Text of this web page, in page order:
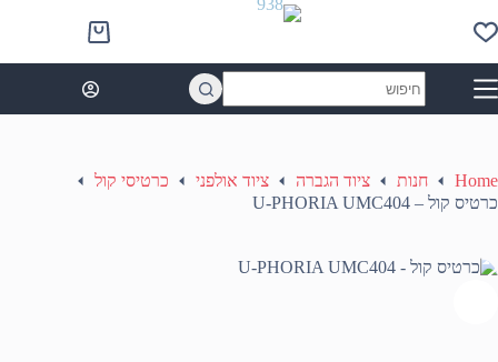
to
content
Shopping
cart
results
Home חנות ציוד הגברה ציוד אולפני
כרטיסי קול
כרטיס קול – U-PHORIA UMC404